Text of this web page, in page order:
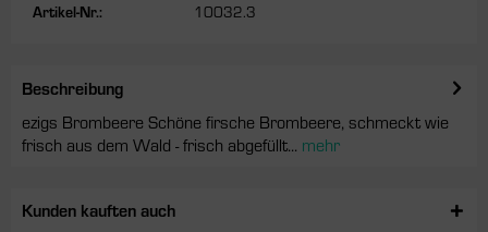
Artikel-Nr.: 10032.3
Beschreibung
ezigs Brombeere Schöne firsche Brombeere, schmeckt wie
frisch aus dem Wald - frisch abgefüllt... mehr
Kunden kauften auch